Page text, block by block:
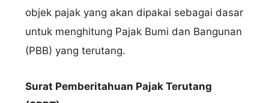
objek pajak yang akan dipakai sebagai dasar
untuk menghitung Pajak Bumi dan Bangunan
(PBB) yang terutang.
Surat Pemberitahuan Pajak Terutang